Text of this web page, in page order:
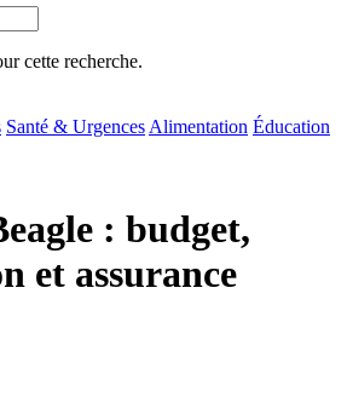
cette recherche.
Santé & Urgences Alimentation Éducation
: budget,
et assurance